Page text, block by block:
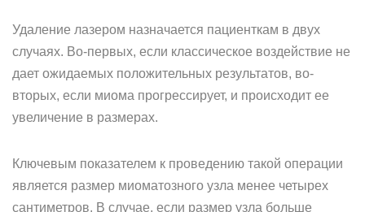
Удаление лазером назначается пациенткам в двух
случаях. Во-первых, если классическое воздействие не
дает ожидаемых положительных результатов, во-
вторых, если миома прогрессирует, и происходит ее
увеличение в размерах.
Ключевым показателем к проведению такой операции
является размер миоматозного узла менее четырех
сантиметров. В случае, если размер узла больше